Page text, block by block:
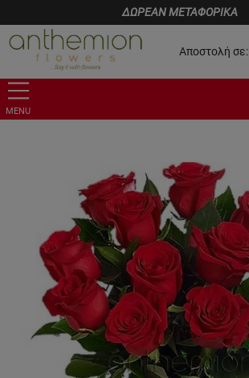
ΔΩΡΕΑΝ ΜΕΤΑΦΟΡΙΚΑ
Αποστολή σε:
MENU